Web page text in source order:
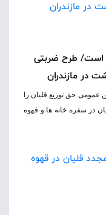
است/ طرح ضربتی
در مازندران
اماکن عمومی حق توزیع قلیان را
در سفره خانه ها و قهوه